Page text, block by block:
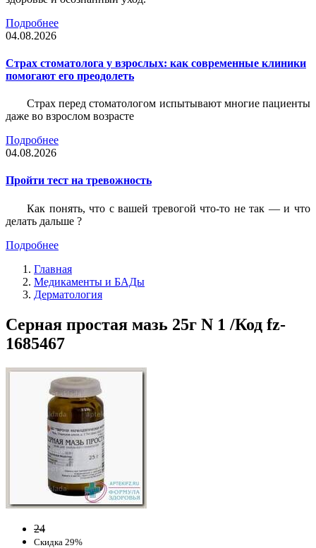
Подробнее
04.08.2026
Страх стоматолога у взрослых: как современные клиники
помогают его преодолеть
Страх перед стоматологом испытывают многие пациенты
даже во взрослом возрасте
Подробнее
04.08.2026
Пройти тест на тревожность
Как понять, что с вашей тревогой что-то не так — и что
делать дальше ?
Подробнее
Главная
Медикаменты и БАДы
Дерматология
Серная простая мазь 25г N 1 /Код fz-
1685467
24
Скидка 29%